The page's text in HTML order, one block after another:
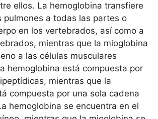
ellos. La hemoglobina transfiere
pulmones a todas las partes o
en los vertebrados, así como a
mientras que la mioglobina
a las células musculares
hemoglobina está compuesta por
mientras que la
compuesta por una sola cadena
hemoglobina se encuentra en el